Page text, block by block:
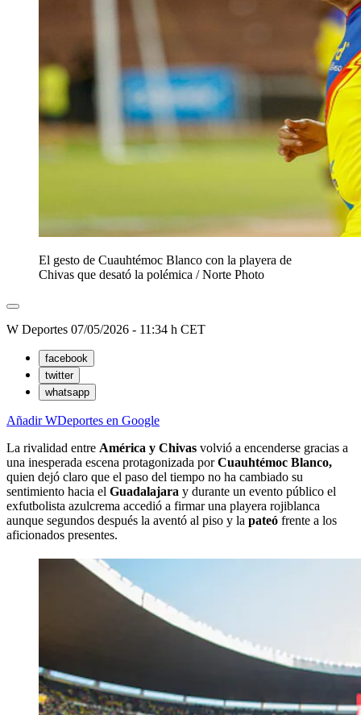
El gesto de Cuauhtémoc Blanco con la playera de
Chivas que desató la polémica /Norte Photo
W Deportes 07/05/2026 - 11:34 h CET
facebook
twitter
whatsapp
Añadir WDeportes en Google
La rivalidad entre América y Chivas volvió a encenderse gracias a
una inesperada escena protagonizada porCuauhtémoc Blanco,
quien dejó claro que el paso del tiempo no ha cambiado su
sentimiento hacia el Guadalajara y durante un evento público el
exfutbolista azulcrema accedió a firmar una playera rojiblanca
aunque segundos después la aventó al piso y la pateó frente a los
aficionados presentes.